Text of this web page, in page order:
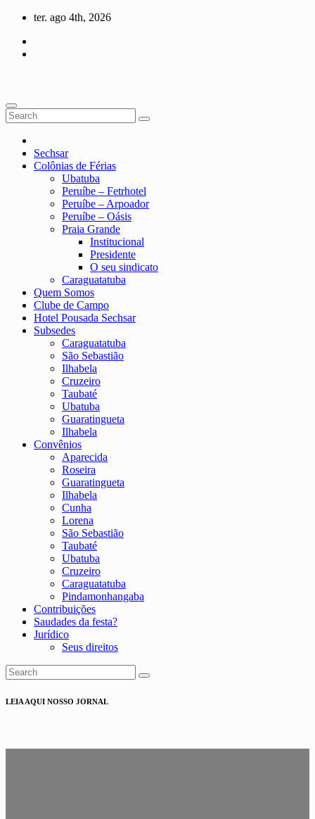
Skip
content
ter. ago 4th, 2026
Sechsar
Colônias de Férias
Ubatuba
Peruíbe – Fetrhotel
Peruíbe – Arpoador
Peruíbe – Oásis
Praia Grande
Institucional
Presidente
O seu sindicato
Caraguatatuba
Quem Somos
Clube de Campo
Hotel Pousada Sechsar
Subsedes
Caraguatatuba
São Sebastião
Ilhabela
Cruzeiro
Taubaté
Ubatuba
Guaratingueta
Ilhabela
Convênios
Aparecida
Roseira
Guaratingueta
Ilhabela
Cunha
Lorena
São Sebastião
Taubaté
Ubatuba
Cruzeiro
Caraguatatuba
Pindamonhangaba
Contribuições
Saudades da festa?
Jurídico
Seus direitos
LEIA AQUI NOSSO JORNAL